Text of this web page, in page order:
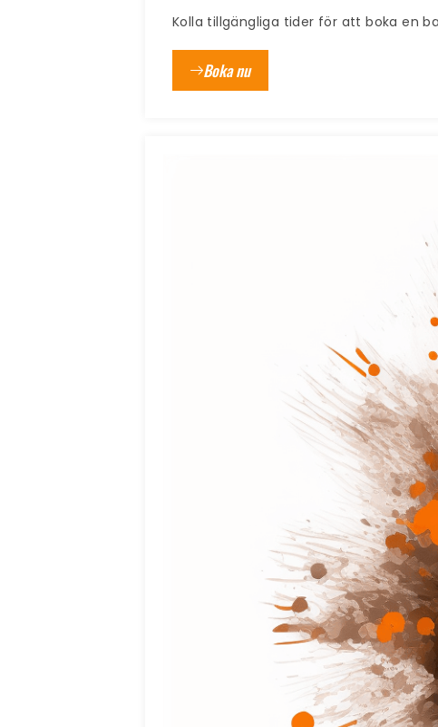
Kolla tillgängliga tider för att boka en
Boka nu